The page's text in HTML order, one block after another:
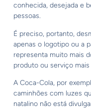
conhecida, desejada e
pessoas.
É preciso, portanto,
apenas o logotipo ou a
representa muito mais
produto ou serviço mais
A Coca-Cola, por
caminhões com luzes
natalino não está